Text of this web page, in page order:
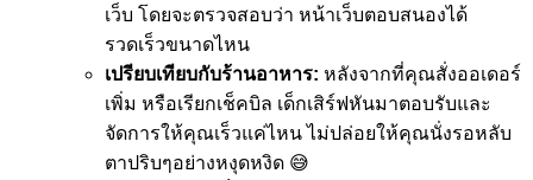
เว็บ โดยจะตรวจสอบว่า หน้าเว็บตอบสนองได้
รวดเร็วขนาดไหน
เปรียบเทียบกับร้านอาหาร: หลังจากที่คุณสั่งออเดอร์
เพิ่ม หรือเรียกเช็คบิล เด็กเสิร์ฟหันมาตอบรับและ
จัดการให้คุณเร็วแค่ไหน ไม่ปล่อยให้คุณนั่งรอหลับ
ตาปริบๆอย่างหงุดหงิด 😅